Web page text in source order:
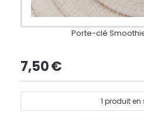
Porte-clé
7,50€
1 produit en